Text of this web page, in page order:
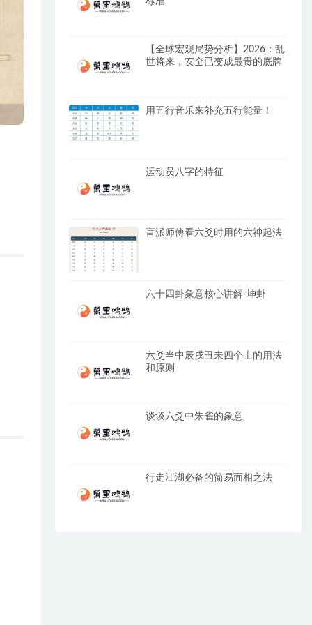
【全球宏观局势分析】2026：乱
世将来，安全已变成最贵的底牌
用五行音乐来补充五行能量！
运动员八字的特征
盲派师傅看六爻时用的六神起法
六十四卦象意核心讲解-坤卦
六爻当中辰戌丑未四个土的用法
和原则
谈谈六爻中朱雀的象意
行走江湖必备的简易面相之法